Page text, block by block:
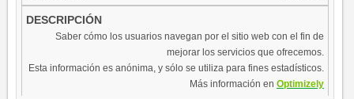
Saber cómo los usuarios navegan por el sitio web con el fin de
mejorar los servicios que ofrecemos.
Esta información es anónima, y sólo se utiliza para fines estadísticos.
Más información en Optimizely